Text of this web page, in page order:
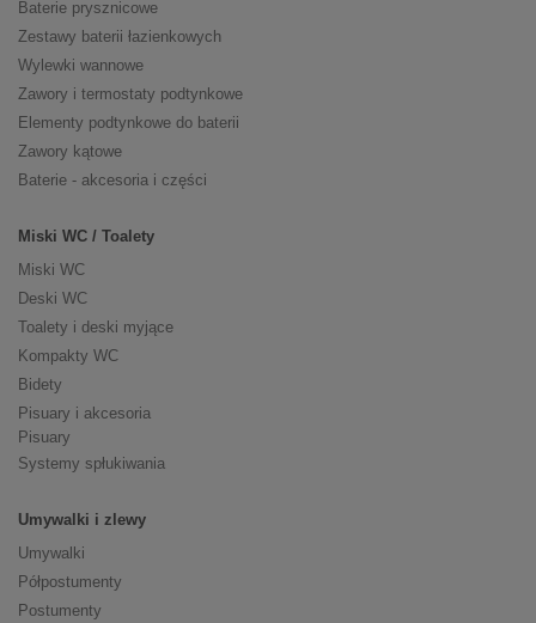
Baterie prysznicowe
Zestawy baterii łazienkowych
Wylewki wannowe
Zawory i termostaty podtynkowe
Elementy podtynkowe do baterii
Zawory kątowe
Baterie - akcesoria i części
Miski WC / Toalety
Miski WC
Deski WC
Toalety i deski myjące
Kompakty WC
Bidety
Pisuary i akcesoria
Pisuary
Systemy spłukiwania
Umywalki i zlewy
Umywalki
Półpostumenty
Postumenty